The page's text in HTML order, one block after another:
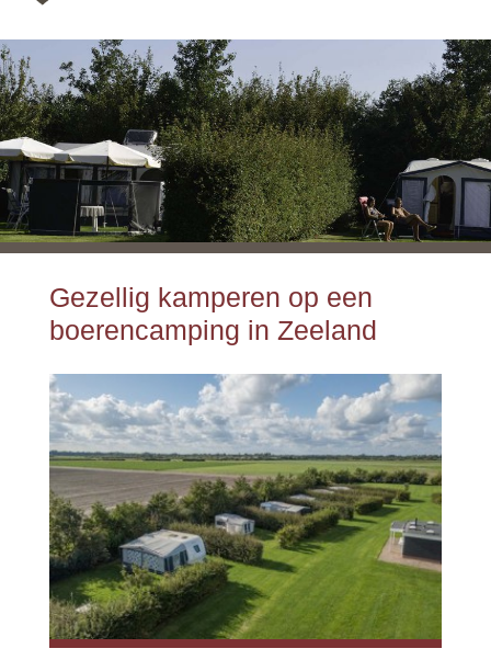
Kampeerplaatsen
Ruime kampeerplaatsen van 150m2 en 240m2
10 Ampère elektra
Wateraansluiting en -afvoer
Tv-aansluiting
Gratis wifi
Huisdieren niet welkom
Gezellig kamperen op een
boerencamping in Zeeland